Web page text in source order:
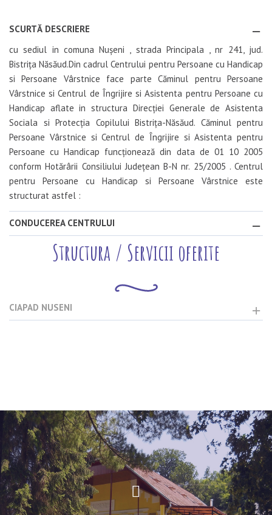
SCURTĂ DESCRIERE
cu sediul in comuna Nușeni , strada Principala , nr 241, jud.
Bistrița Năsăud.Din cadrul Centrului pentru Persoane cu Handicap
si Persoane Vârstnice face parte Căminul pentru Persoane
Vârstnice si Centrul de Îngrijire si Asistenta pentru Persoane cu
Handicap aflate in structura Direcției Generale de Asistenta
Sociala si Protecția Copilului Bistrița-Năsăud. Căminul pentru
Persoane Vârstnice si Centrul de Îngrijire si Asistenta pentru
Persoane cu Handicap funcționează din data de 01 10 2005
conform Hotărârii Consiliului Județean B-N nr. 25/2005 . Centrul
pentru Persoane cu Handicap si Persoane Vârstnice este
structurat astfel :
CONDUCEREA CENTRULUI
Structura / Servicii oferite
CIAPAD NUSENI